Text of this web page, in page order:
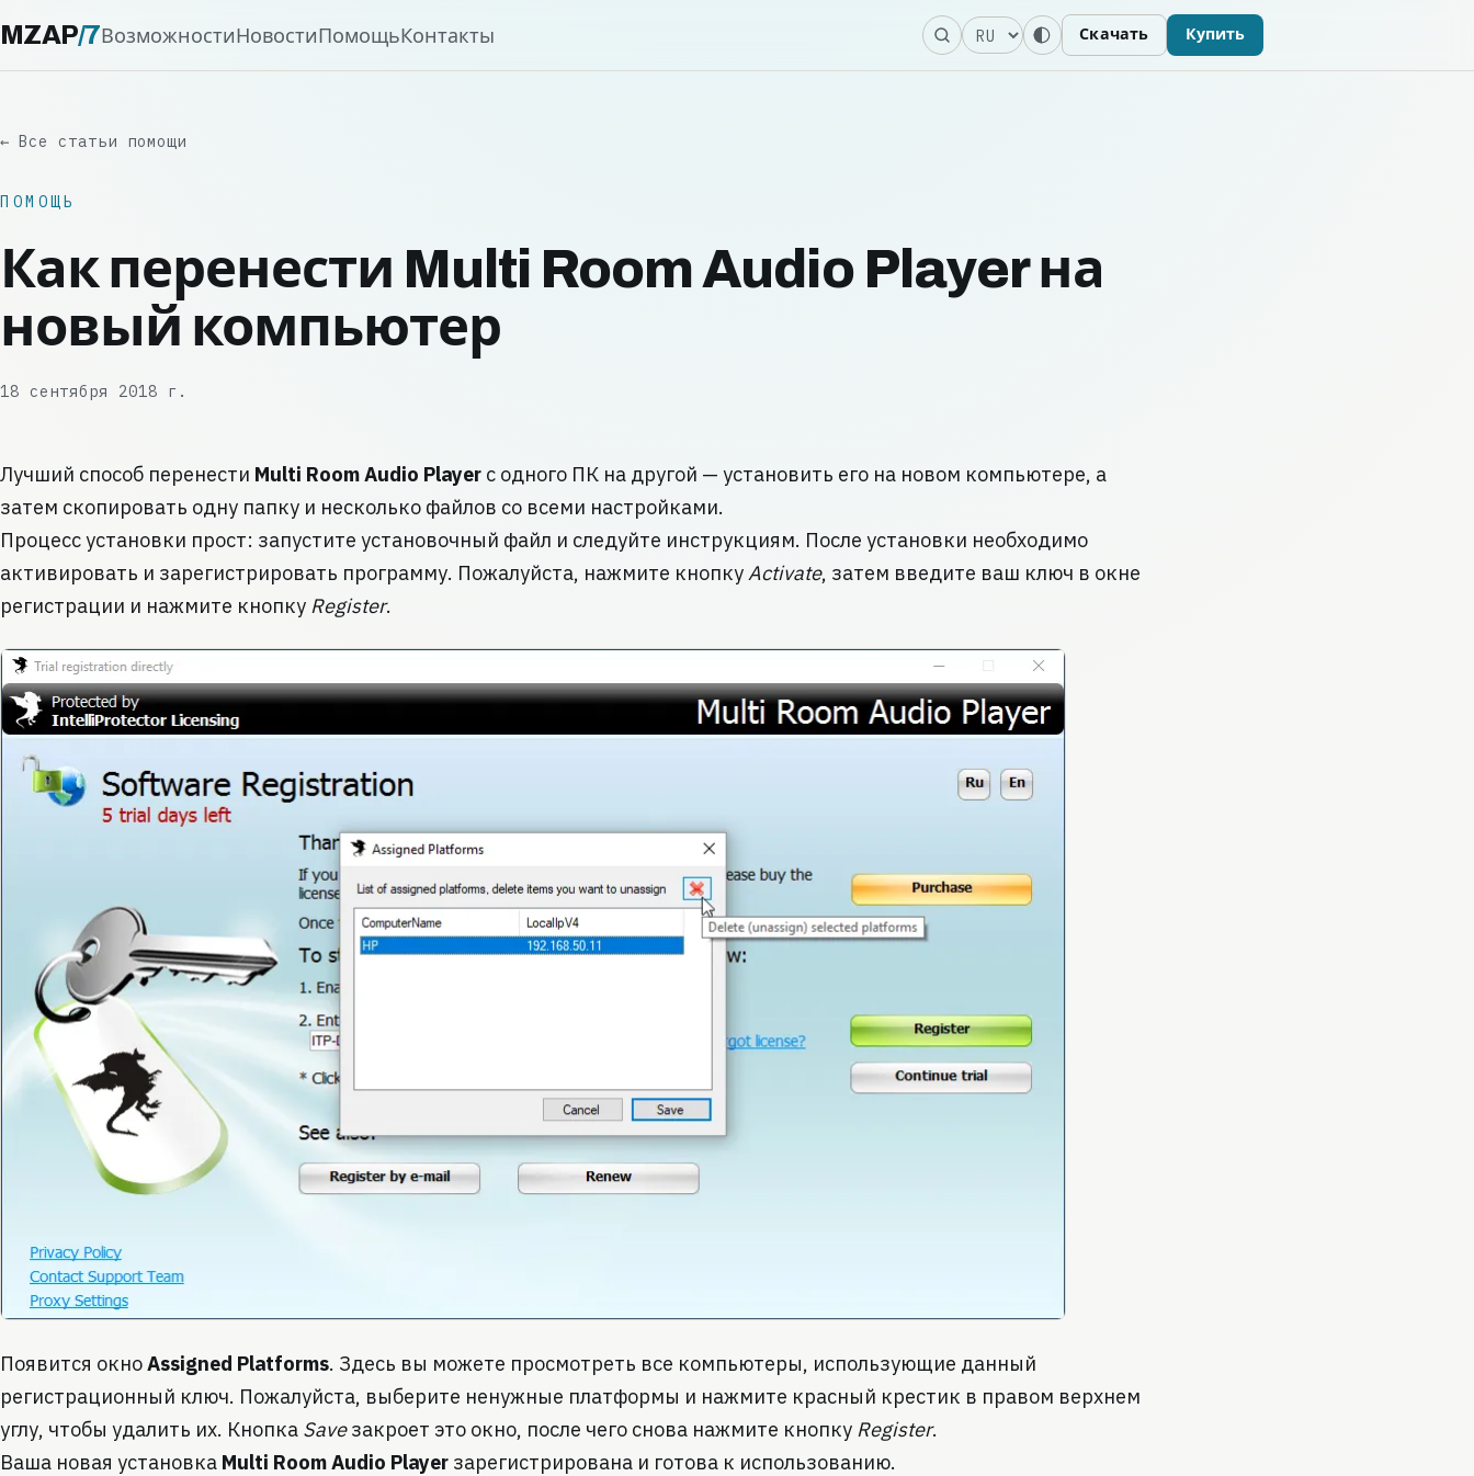
MZAP/7ВозможностиНовостиПомощьКонтакты Язык Скачать Купить
← Все статьи помощи
ПОМОЩЬ
Как перенести Multi Room Audio Player на
новый компьютер
18 сентября 2018 г.
Лучший способ перенести Multi Room Audio Player с одного ПК на другой — установить его на новом компьютере, а
затем скопировать одну папку и несколько файлов со всеми настройками.
Процесс установки прост: запустите установочный файл и следуйте инструкциям. После установки необходимо
активировать и зарегистрировать программу. Пожалуйста, нажмите кнопкуActivate, затем введите ваш ключ в окне
регистрации и нажмите кнопку Register.
Появится окноAssigned Platforms. Здесь вы можете просмотреть все компьютеры, использующие данный
регистрационный ключ. Пожалуйста, выберите ненужные платформы и нажмите красный крестик в правом верхнем
углу, чтобы удалить их. Кнопка Saveзакроет это окно, после чего снова нажмите кнопку Register.
Ваша новая установка Multi Room Audio Player зарегистрирована и готова к использованию.